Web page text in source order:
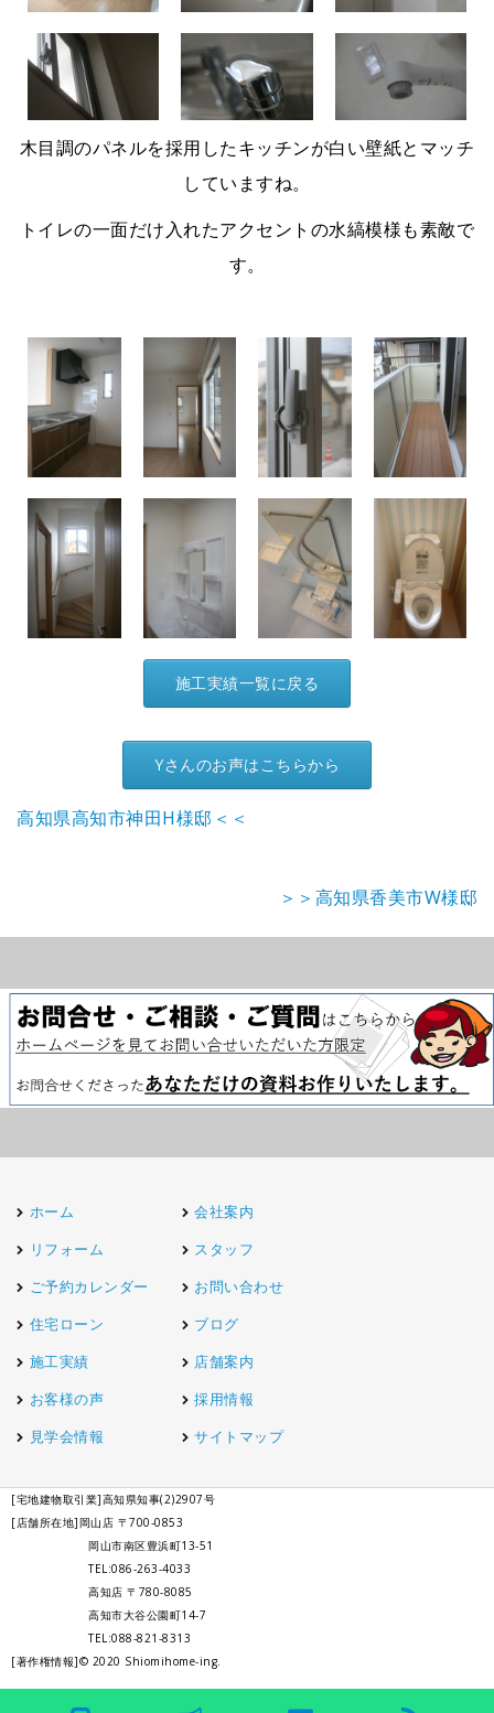
木目調のパネルを採用したキッチンが白い壁紙とマッチ
していますね。
トイレの一面だけ入れたアクセントの水縞模様も素敵で
す。
施工実績一覧に戻る
Yさんのお声はこちらから
高知県高知市神田H様邸＜＜
＞＞高知県香美市W様邸
ホーム
リフォーム
ご予約カレンダー
住宅ローン
施工実績
お客様の声
見学会情報
会社案内
スタッフ
お問い合わせ
ブログ
店舗案内
採用情報
サイトマップ